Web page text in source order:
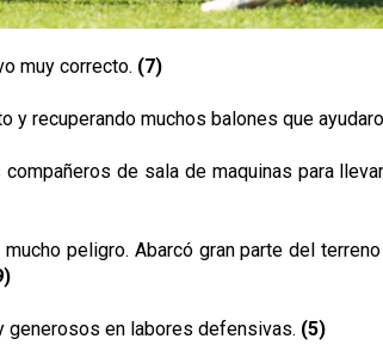
muy correcto. (7)
recuperando muchos balones que
de sala de maquinas para
peligro. Abarcó gran parte del
generosos en labores defensivas. (5)